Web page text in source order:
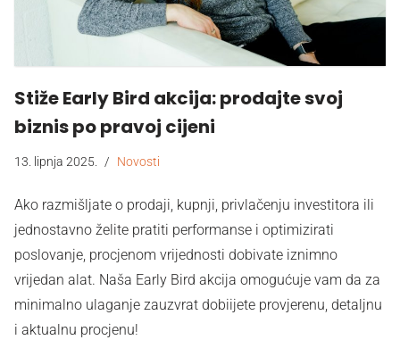
Stiže Early Bird akcija: prodajte svoj
biznis po pravoj cijeni
13. lipnja 2025. Novosti
Ako razmišljate o prodaji, kupnji, privlačenju investitora ili
jednostavno želite pratiti performanse i optimizirati
poslovanje, procjenom vrijednosti dobivate iznimno
vrijedan alat. Naša Early Bird akcija omogućuje vam da za
minimalno ulaganje zauzvrat dobiijete provjerenu, detaljnu
i aktualnu procjenu!